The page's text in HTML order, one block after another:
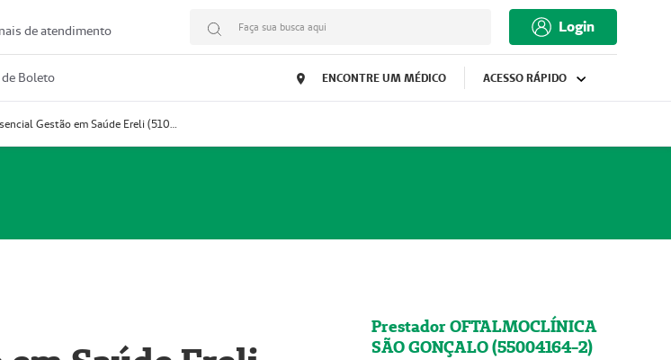
de atendimento Faça sua busca aqui Login
de Boleto ENCONTRE UM MÉDICO ACESSO RÁPIDO
Prestador Essencial Gestão em Saúde Ereli (51004354-7)
Prestador OFTALMOCLÍNICA
SÃO GONÇALO (55004164-2)